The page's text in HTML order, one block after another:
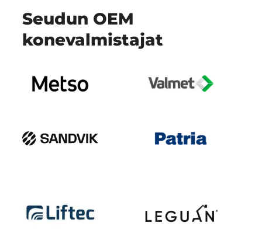
Seudun OEM
konevalmistajat
metso
Sandivik
mustalla
Leguan